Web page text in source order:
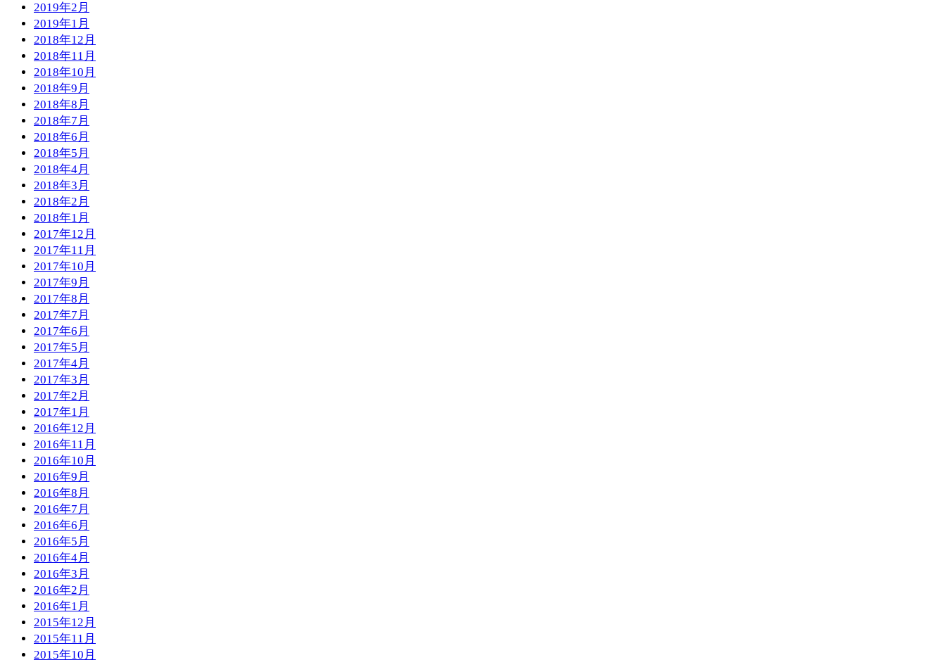
2019年2月
2019年1月
2018年12月
2018年11月
2018年10月
2018年9月
2018年8月
2018年7月
2018年6月
2018年5月
2018年4月
2018年3月
2018年2月
2018年1月
2017年12月
2017年11月
2017年10月
2017年9月
2017年8月
2017年7月
2017年6月
2017年5月
2017年4月
2017年3月
2017年2月
2017年1月
2016年12月
2016年11月
2016年10月
2016年9月
2016年8月
2016年7月
2016年6月
2016年5月
2016年4月
2016年3月
2016年2月
2016年1月
2015年12月
2015年11月
2015年10月